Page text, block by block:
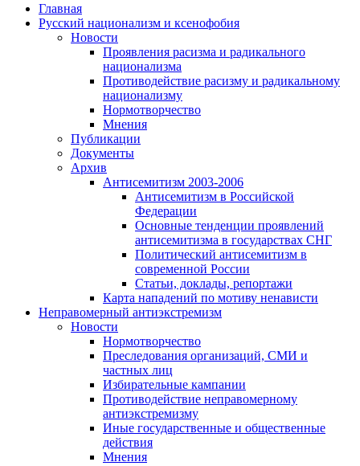
Главная
Русский национализм и ксенофобия
Новости
Проявления расизма и радикального
национализма
Противодействие расизму и радикальному
национализму
Нормотворчество
Мнения
Публикации
Документы
Архив
Антисемитизм 2003-2006
Антисемитизм в Российской
Федерации
Основные тенденции проявлений
антисемитизма в государствах СНГ
Политический антисемитизм в
современной России
Статьи, доклады, репортажи
Карта нападений по мотиву ненависти
Неправомерный антиэкстремизм
Новости
Нормотворчество
Преследования организаций, СМИ и
частных лиц
Избирательные кампании
Противодействие неправомерному
антиэкстремизму
Иные государственные и общественные
действия
Мнения